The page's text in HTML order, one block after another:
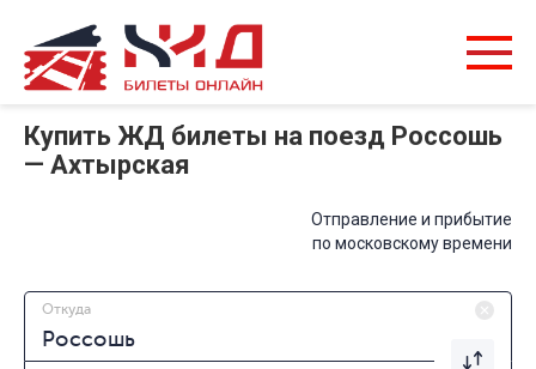
Купить ЖД билеты на поезд Россошь
— Ахтырская
Отправление и прибытие
по московскому времени
Откуда